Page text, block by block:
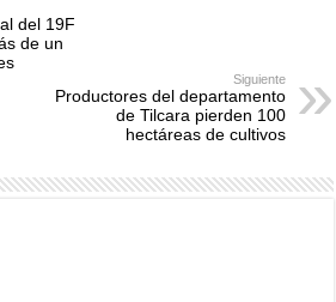
del 19F
de un
Siguiente
Productores del departamento
de Tilcara pierden 100
hectáreas de cultivos